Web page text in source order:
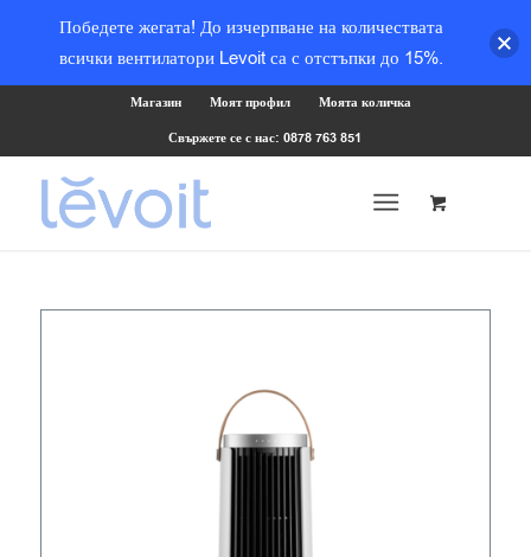
Магазин Моят профил
Моята количка
Свържете се с нас: 0878 763 851
Победете жегата! До изчерпване на количествата
всички вентилатори Levoit са с отстъпки до 15%.